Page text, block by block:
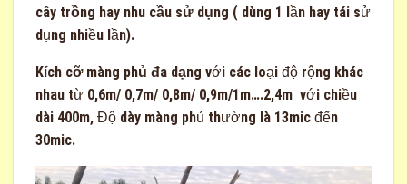
cây trồng hay nhu cầu sử dụng ( dùng 1 lần hay tái sử
dụng nhiều lần).
Kích cỡ màng phủ đa dạng với các loại độ rộng khác
nhau từ 0,6m/ 0,7m/ 0,8m/ 0,9m/1m….2,4m với chiều
dài 400m, Độ dày màng phủ thường là 13mic đến
30mic.